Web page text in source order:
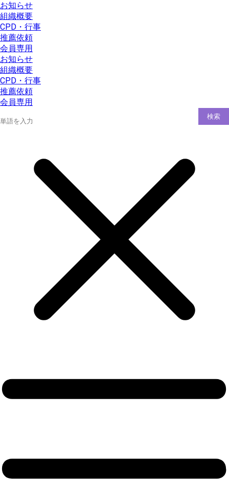
お知らせ
組織概要
CPD・行事
推薦依頼
会員専用
お知らせ
組織概要
CPD・行事
推薦依頼
会員専用